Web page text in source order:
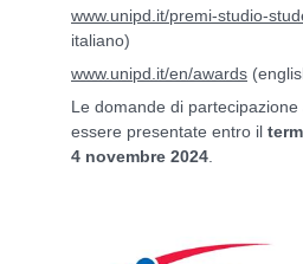
www.unipd.it/premi-studio-
italiano)
www.unipd.it/en/awards
Le domande di
essere presentate entro il
4 novembre 2024